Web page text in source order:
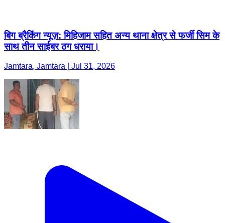
बिग ब्रैकिंग न्यूज़: मिहिजाम सहित अन्य थाना क्षेत्र से फर्जी सिम के
साथ तीन साईबर ठग धराया।
Jamtara, Jamtara | Jul 31, 2026